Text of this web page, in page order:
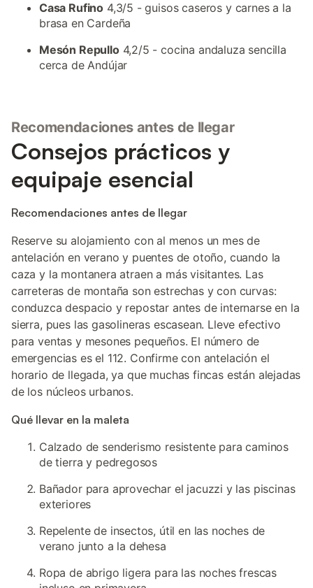
Casa Rufino 4,3/5 - guisos caseros y carnes a la
brasa en Cardeña
Mesón Repullo4,2/5 - cocina andaluza sencilla
cerca de Andújar
Recomendaciones antes de llegar
Consejos prácticos y
equipaje esencial
Recomendaciones antes de llegar
Reserve su alojamiento con al menos un mes de
antelación en verano y puentes de otoño, cuando la
caza y la montanera atraen a más visitantes. Las
carreteras de montaña son estrechas y con curvas:
conduzca despacio y repostar antes de internarse en la
sierra, pues las gasolineras escasean. Lleve efectivo
para ventas y mesones pequeños. El número de
emergencias es el 112. Confirme con antelación el
horario de llegada, ya que muchas fincas están alejadas
de los núcleos urbanos.
Qué llevar en la maleta
Calzado de senderismo resistente para caminos
de tierra y pedregosos
Bañador para aprovechar el jacuzzi y las piscinas
exteriores
Repelente de insectos, útil en las noches de
verano junto a la dehesa
Ropa de abrigo ligera para las noches frescas